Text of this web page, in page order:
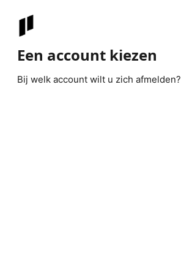
Een account kiezen
Bij welk account wilt u zich afmelden?